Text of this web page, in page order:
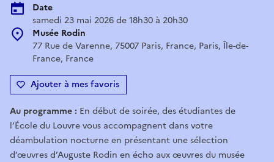
Date
samedi 23 mai 2026 de 18h30 à 20h30
Musée Rodin
77 Rue de Varenne, 75007 Paris, France, Paris, Île-de-
France, France
Ajouter à mes favoris
Au programme : En début de soirée, des étudiantes de
l’École du Louvre vous accompagnent dans votre
déambulation nocturne en présentant une sélection
d’œuvres d’Auguste Rodin en écho aux œuvres du musée